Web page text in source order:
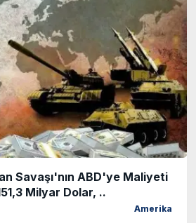
Savaşı'nın ABD'ye Maliyeti
Milyar Dolar, ..
Amerika